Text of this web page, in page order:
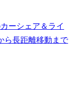
ーシェア＆ライ
ら長距離移動まで